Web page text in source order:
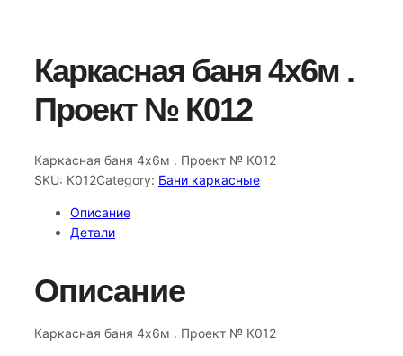
Каркасная баня 4х6м .
Проект № К012
Каркасная баня 4х6м . Проект № К012
SKU: К012Category: Бани каркасные
Описание
Детали
Описание
Каркасная баня 4х6м . Проект № К012